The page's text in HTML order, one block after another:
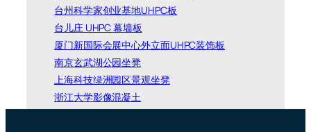
台州科学家创业基地UHPC板
台儿庄 UHPC 幕墙板
厦门新国际会展中心外立面UHPC装饰板
南京玄武湖公园坐凳
上海科技绿洲园区景观坐凳
浙江大学影像混凝土